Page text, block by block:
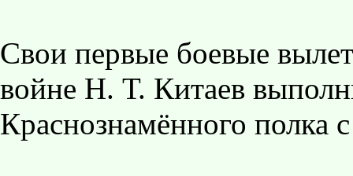
Свои первые боевые
войне Н. Т. Китаев
Краснознамённого полка